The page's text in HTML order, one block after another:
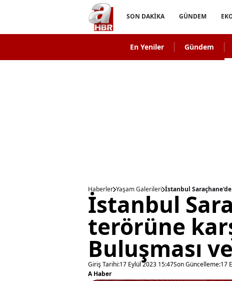
SON DAKİKA GÜNDEM
En Yeniler Gündem
Haberler Yaşam Galerileri İstanbul
İstanbul
terörüne
Buluşması
Giriş Tarihi:17 Eylül 2023 15:47Son Güncelleme:17
A Haber